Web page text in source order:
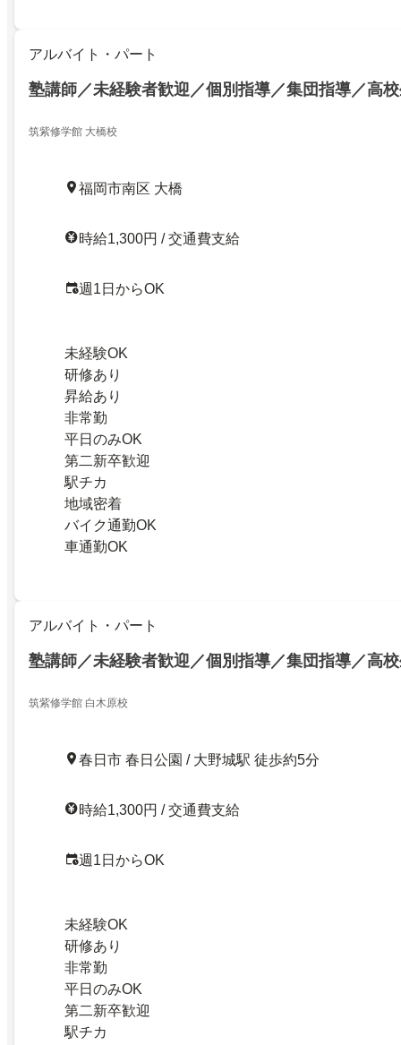
アルバイト・パート
塾講師／未経験者歓迎／個別指導／集団指導／高
筑紫修学館 大橋校
福岡市南区 大橋
時給1,300円 / 交通費支給
週1日からOK
未経験OK
研修あり
昇給あり
非常勤
平日のみOK
第二新卒歓迎
駅チカ
地域密着
バイク通勤OK
車通勤OK
アルバイト・パート
塾講師／未経験者歓迎／個別指導／集団指導／高
筑紫修学館 白木原校
春日市 春日公園 / 大野城駅 徒歩約5分
時給1,300円 / 交通費支給
週1日からOK
未経験OK
研修あり
非常勤
平日のみOK
第二新卒歓迎
駅チカ